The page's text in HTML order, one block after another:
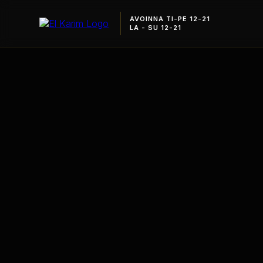
AVOINNA TI-PE 12-21
LA - SU 12-21